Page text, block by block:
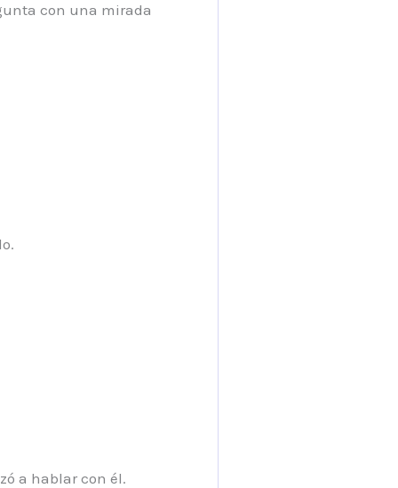
con una mirada
a hablar con él.